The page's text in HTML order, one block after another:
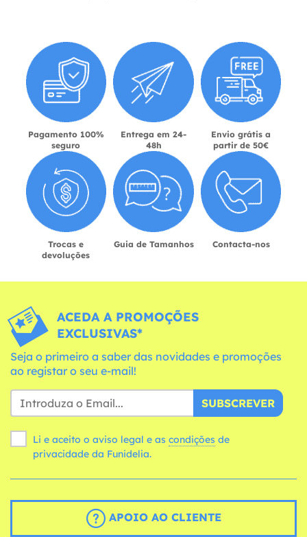
Pagamento 100%
seguro
Entrega em 24-
48h
Envio grátis a
partir de 50€
Trocas e
devoluções
Guia de Tamanhos Contacta-nos
ACEDA A PROMOÇÕES
EXCLUSIVAS*
Seja o primeiro a saber das novidades e promoções
ao registar o seu e-mail!
SUBSCREVER
Li e aceito o aviso legal e as condições
privacidade da Funidelia.
APOIO AO CLIENTE